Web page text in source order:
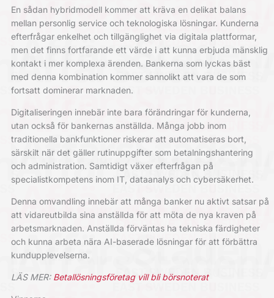
En sådan hybridmodell kommer att kräva en delikat balans
mellan personlig service och teknologiska lösningar. Kunderna
efterfrågar enkelhet och tillgänglighet via digitala plattformar,
men det finns fortfarande ett värde i att kunna erbjuda mänsklig
kontakt i mer komplexa ärenden. Bankerna som lyckas bäst
med denna kombination kommer sannolikt att vara de som
fortsatt dominerar marknaden.
Digitaliseringen innebär inte bara förändringar för kunderna,
utan också för bankernas anställda. Många jobb inom
traditionella bankfunktioner riskerar att automatiseras bort,
särskilt när det gäller rutinuppgifter som betalningshantering
och administration. Samtidigt växer efterfrågan på
specialistkompetens inom IT, dataanalys och cybersäkerhet.
Denna omvandling innebär att många banker nu aktivt satsar på
att vidareutbilda sina anställda för att möta de nya kraven på
arbetsmarknaden. Anställda förväntas ha tekniska färdigheter
och kunna arbeta nära AI-baserade lösningar för att förbättra
kundupplevelserna.
LÄS MER: Betallösningsföretag vill bli börsnoterat